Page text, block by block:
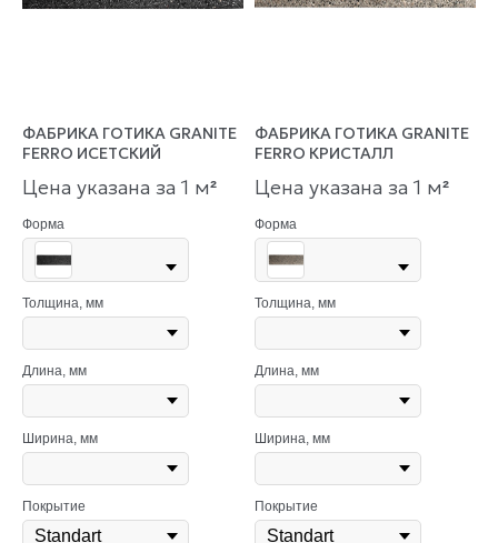
ФАБРИКА ГОТИКА GRANITE
FERRO ИСЕТСКИЙ
Цена указана за 1 м²
Форма
Толщина, мм
Длина, мм
Ширина, мм
Покрытие
ФАБРИКА ГОТИКА GRANITE
FERRO КРИСТАЛЛ
Цена указана за 1 м²
Форма
Толщина, мм
Длина, мм
Ширина, мм
Покрытие